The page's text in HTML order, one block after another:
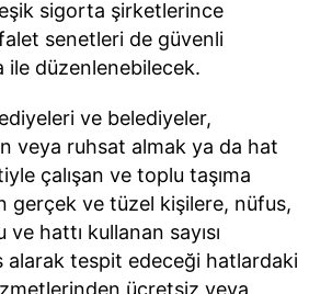
sigorta şirketlerince
senetleri de güvenli
ile düzenlenebilecek.
ve belediyeler,
veya ruhsat almak ya da hat
çalışan ve toplu taşıma
gerçek ve tüzel kişilere, nüfus,
hattı kullanan sayısı
alarak tespit edeceği hatlardaki
ücretsiz veya